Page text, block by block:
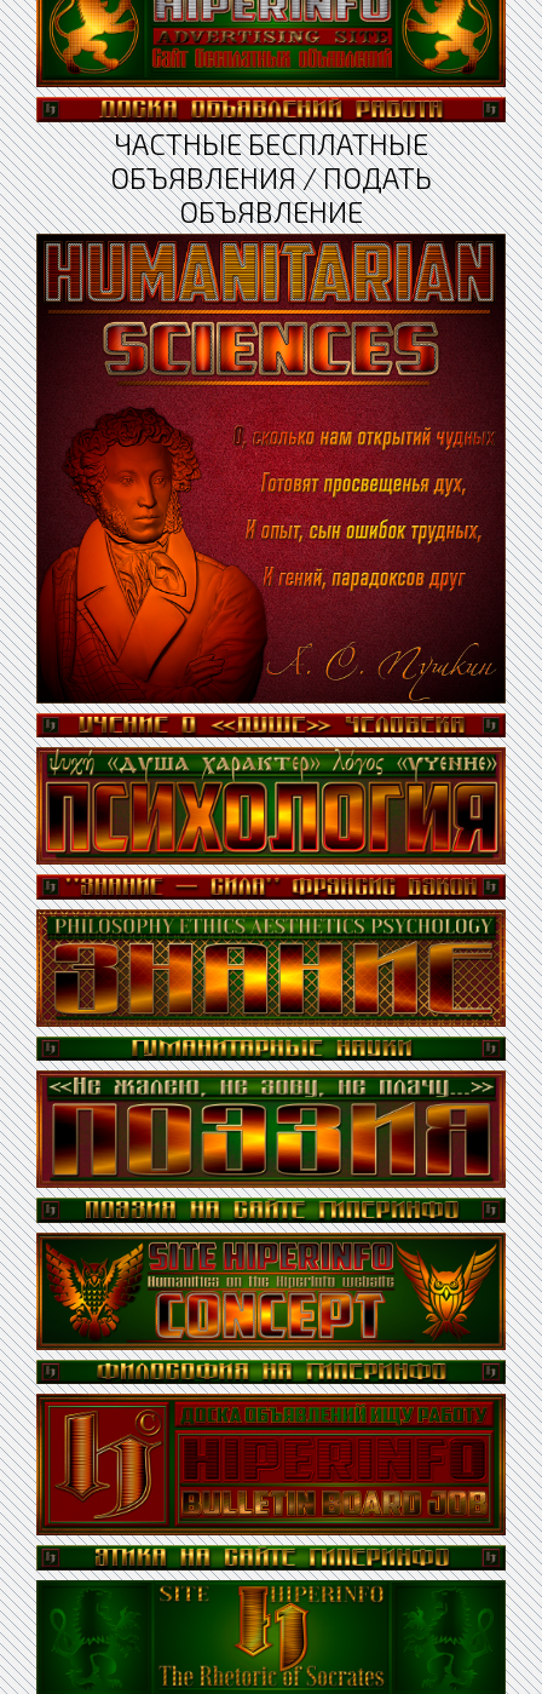
ЧАСТНЫЕ БЕСПЛАТНЫЕ
ОБЪЯВЛЕНИЯ / ПОДАТЬ
ОБЪЯВЛЕНИЕ